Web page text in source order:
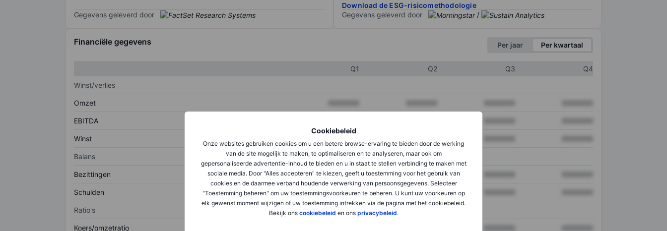
Cookiebeleid
Onze websites gebruiken cookies om u een betere browse-ervaring te bieden door de werking
van de site mogelijk te maken, te optimaliseren en te analyseren, maar ook om
gepersonaliseerde advertentie-inhoud te bieden en u in staat te stellen verbinding te maken met
sociale media. Door "Alles accepteren" te kiezen, geeft u toestemming voor het gebruik van
cookies en de daarmee verband houdende verwerking van persoonsgegevens. Selecteer
"Toestemming beheren" om uw toestemmingsvoorkeuren te beheren. U kunt uw voorkeuren op
elk gewenst moment wijzigen of uw toestemming intrekken via de pagina met het cookiebeleid.
Bekijk ons cookiebeleid en ons privacybeleid.
Gegevens geleverd door
Download de ESG-risicomethodologie
Gegevens geleverd door
/
Financiële gegevens Per jaar Per kwartaal
Q1 Q2 Q3
Q4
Winst/verlies
Omzet
EBITDA
Winst
Balans
Bezittingen XXXXXXX XXXXXXX
Schulden XXXXXXX XXXXXXX
Ratio's
Koers/omzetratio